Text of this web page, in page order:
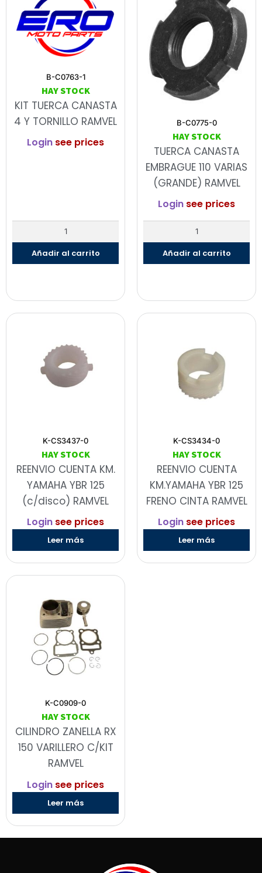
B-C0763-1
HAY STOCK
KIT TUERCA CANASTA
4 Y TORNILLO RAMVEL
Login see prices
Añadir al carrito
B-C0775-0
HAY STOCK
TUERCA CANASTA
EMBRAGUE 110 VARIAS
(GRANDE) RAMVEL
Login see prices
Añadir al carrito
K-CS3437-0
HAY STOCK
REENVIO CUENTA KM.
YAMAHA YBR 125
(c/disco) RAMVEL
Login see prices
Leer más
K-CS3434-0
HAY STOCK
REENVIO CUENTA
KM.YAMAHA YBR 125
FRENO CINTA RAMVEL
Login see prices
Leer más
K-C0909-0
HAY STOCK
CILINDRO ZANELLA RX
150 VARILLERO C/KIT
RAMVEL
Login see prices
Leer más